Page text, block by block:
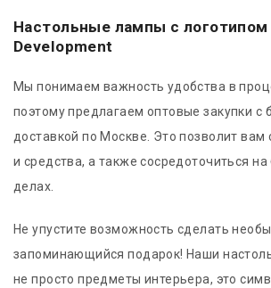
Настольные лампы с
Development
Мы понимаем важность удобства в
поэтому предлагаем оптовые закупки с
доставкой по Москве. Это позволит вам
и средства, а также сосредоточиться
делах.
Не упустите возможность сделать
запоминающийся подарок! Наши
не просто предметы интерьера, это